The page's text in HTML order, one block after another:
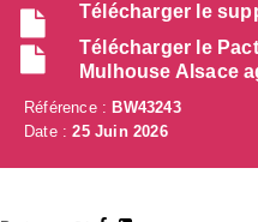
Télécharger le
Télécharger le
Mulhouse Alsace
Référence : BW43243
Date :25 Juin 2026